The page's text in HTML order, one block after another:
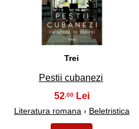
26
Trei
Pestii cubanezi
52 ,00
Literatura romana › Beletristica